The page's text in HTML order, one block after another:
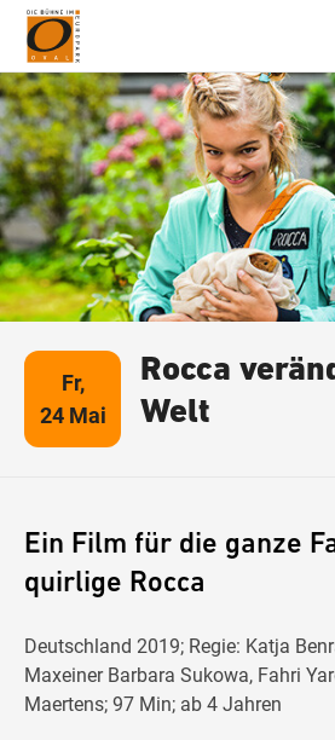
Wegbeschreibung
Fr,
24 Mai
Rocca
Welt
Ein Film für die ganze
quirlige Rocca
Deutschland 2019; Regie: Katja
Maxeiner Barbara Sukowa, Fahri
Maertens; 97 Min; ab 4 Jahren